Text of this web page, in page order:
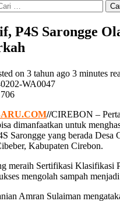
P4S Sarongge
on 3 tahun ago 3 minutes
706
//CIREBON –
dimanfaatkan untuk
Sarongge yang berada Desa
Kabupaten Cirebon.
meraih Sertifikasi Klasifikasi
mengolah sampah
Amran Sulaiman